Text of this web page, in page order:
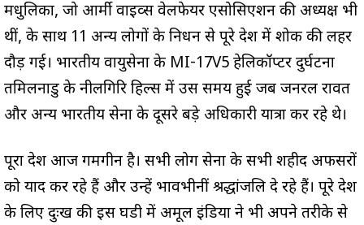
मधुलिका, जो आर्मी वाइव्स वेलफेयर एसोसिएशन की अध्यक्ष भी
थीं, के साथ 11 अन्य लोगों के निधन से पूरे देश में शोक की लहर
दौड़ गई। भारतीय वायुसेना के MI-17V5 हेलिकॉप्टर दुर्घटना
तमिलनाडु के नीलगिरि हिल्स में उस समय हुई जब जनरल रावत
और अन्य भारतीय सेना के दूसरे बड़े अधिकारी यात्रा कर रहे थे।
पूरा देश आज गमगीन है। सभी लोग सेना के सभी शहीद अफसरों
को याद कर रहे हैं और उन्हें भावभीनीं श्रद्धांजलि दे रहे हैं। पूरे देश
के लिए दुःख की इस घडी में अमूल इंडिया ने भी अपने तरीके से